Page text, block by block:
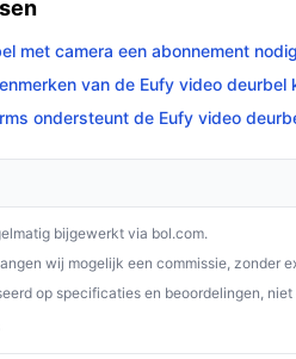
met camera een abonnement
van de Eufy video deurbel
ondersteunt de Eufy video
bijgewerkt via bol.com.
wij mogelijk een commissie, zonder
op specificaties en beoordelingen,